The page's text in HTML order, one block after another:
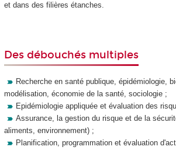
et dans des filières étanches.
Des débouchés multiples
Recherche en santé publique, épidémiologie,
modélisation, économie de la santé, sociologie ;
Epidémiologie appliquée et évaluation des
Assurance, la gestion du risque et de la
aliments, environnement) ;
Planification, programmation et évaluation